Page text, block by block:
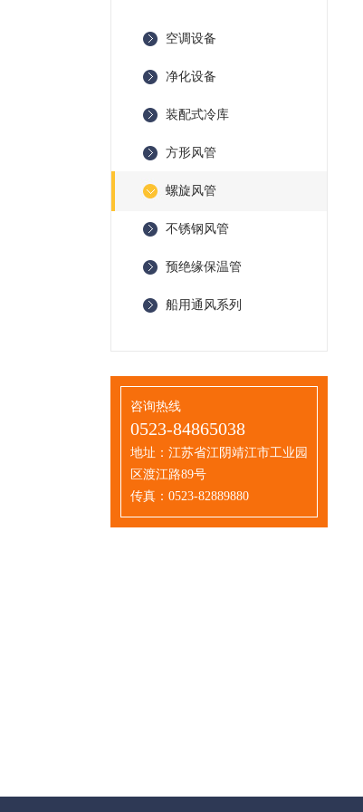
空调设备
净化设备
装配式冷库
方形风管
螺旋风管
不锈钢风管
预绝缘保温管
船用通风系列
咨询热线
0523-84865038
地址：江苏省江阴靖江市工业园
区渡江路89号
传真：0523-82889880